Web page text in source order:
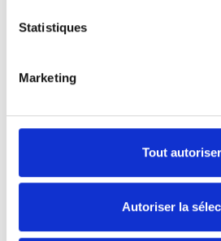
Statistiques
Marketing
Tout autoriser
Autoriser la
Carony
Carospeed Classic
Plateformes pour